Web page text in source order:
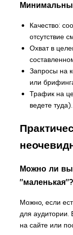
Качество:
отсутствие
Охват в
Запросы на
или
Трафик на
ведете туда).
Можно ли
"маленькая"?
Можно, если
для аудитории.
на сайте или